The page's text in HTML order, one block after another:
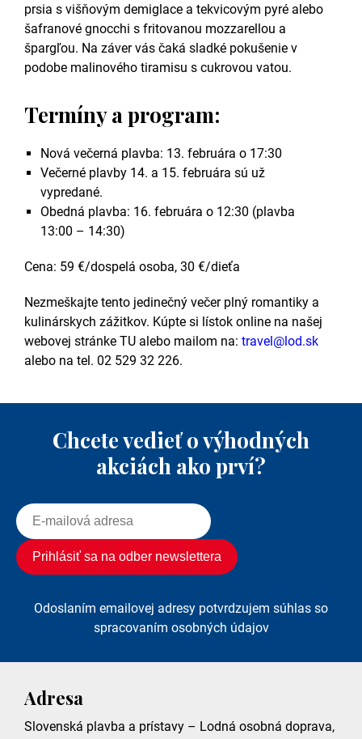
prsia s višňovým demiglace a tekvicovým pyré alebo
šafranové gnocchi s fritovanou mozzarellou a
špargľou. Na záver vás čaká sladké pokušenie v
podobe malinového tiramisu s cukrovou vatou.
Termíny a program:
Nová večerná plavba: 13. februára o 17:30
Večerné plavby 14. a 15. februára sú už
vypredané.
Obedná plavba: 16. februára o 12:30 (plavba
13:00 – 14:30)
Cena: 59 €/dospelá osoba, 30 €/dieťa
Nezmeškajte tento jedinečný večer plný romantiky a
kulinárskych zážitkov. Kúpte si lístok online na našej
webovej stránke TU alebo mailom na: travel@lod.sk
alebo na tel. 02 529 32 226.
Chcete vedieť o výhodných
akciách ako prví?
Odoslaním emailovej adresy potvrdzujem súhlas so
spracovaním osobných údajov
Adresa
Slovenská plavba a prístavy – Lodná osobná doprava,